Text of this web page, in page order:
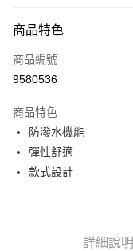
信用卡一次付款
LINE Pay
悠遊付
Google Pay
商品特色
商品編號
9580536
商品特色
防潑水機能
彈性舒適
款式設計
詳細說明